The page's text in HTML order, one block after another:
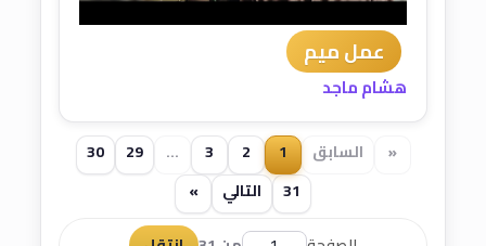
عمل ميم
هشام ماجد
« السابق 1
2
3
...
29
30
31
التالي
»